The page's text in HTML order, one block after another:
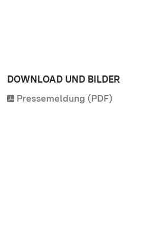
DOWNLOAD UND BILDER
Pressemeldung (PDF)